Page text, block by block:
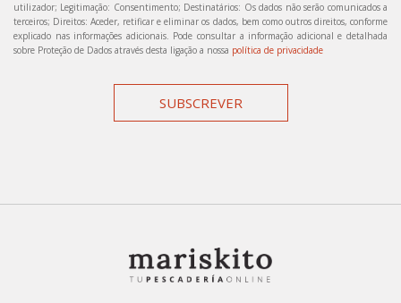
utilizador; Legitimação: Consentimento; Destinatários: Os dados não serão comunicados a
terceiros; Direitos: Aceder, retificar e eliminar os dados, bem como outros direitos, conforme
explicado nas informações adicionais. Pode consultar a informação adicional e detalhada
sobre Proteção de Dados através desta ligação a nossa política de privacidade
SUBSCREVER